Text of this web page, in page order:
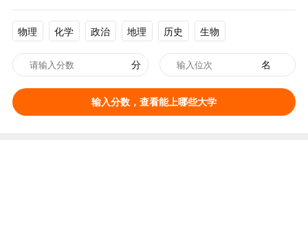
物理 化学 政治 地理 历史 生物
分 名
输入分数，查看能上哪些大学